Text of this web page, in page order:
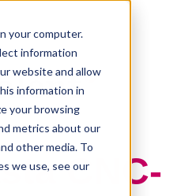
your computer.
information
website and allow
information in
your browsing
metrics about our
other media. To
we use, see ourCNC-